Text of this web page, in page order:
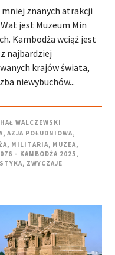
mniej znanych atrakcji
jest Muzeum Min
Kambodża wciąż jest
najbardziej
krajów świata,
niewybuchów...
WALCZEWSKI
, AZJA POŁUDNIOWA,
, MILITARIA, MUZEA,
– KAMBODŻA 2025,
, ZWYCZAJE